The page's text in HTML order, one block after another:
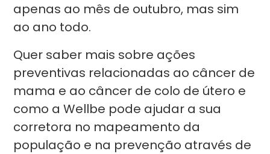
apenas ao mês de outubro, mas sim
ao ano todo.
Quer saber mais sobre ações
preventivas relacionadas ao câncer de
mama e ao câncer de colo de útero e
como a Wellbe pode ajudar a sua
corretora no mapeamento da
população e na prevenção através de